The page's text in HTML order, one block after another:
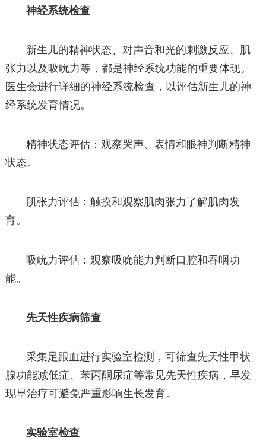
神经系统检查
新生儿的精神状态、对声音和光的刺激反应、肌
张力以及吸吮力等，都是神经系统功能的重要体现。
医生会进行详细的神经系统检查，以评估新生儿的神
经系统发育情况。
精神状态评估：观察哭声、表情和眼神判断精神
状态。
肌张力评估：触摸和观察肌肉张力了解肌肉发
育。
吸吮力评估：观察吸吮能力判断口腔和吞咽功
能。
先天性疾病筛查
采集足跟血进行实验室检测，可筛查先天性甲状
腺功能减低症、苯丙酮尿症等常见先天性疾病，早发
现早治疗可避免严重影响生长发育。
实验室检查